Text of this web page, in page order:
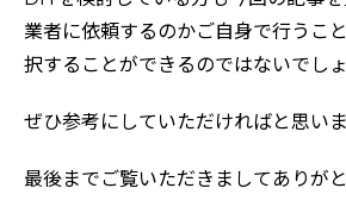
業者に依頼するのかご自身で行うこ
択することができるのではないでしょ
ぜひ参考にしていただければと思いま
最後までご覧いただきましてありが